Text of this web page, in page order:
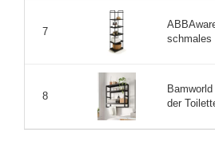
7
schmales
8
der